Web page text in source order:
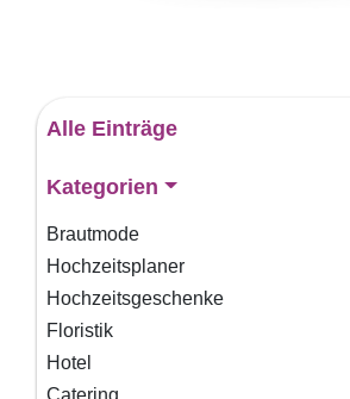
Alle Einträge
Kategorien
Brautmode
Hochzeitsplaner
Hochzeitsgeschenke
Floristik
Hotel